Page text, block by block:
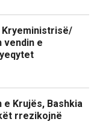
Kryeministrisë/
vendin e
Krujës, Bashkia
rrezikojnë